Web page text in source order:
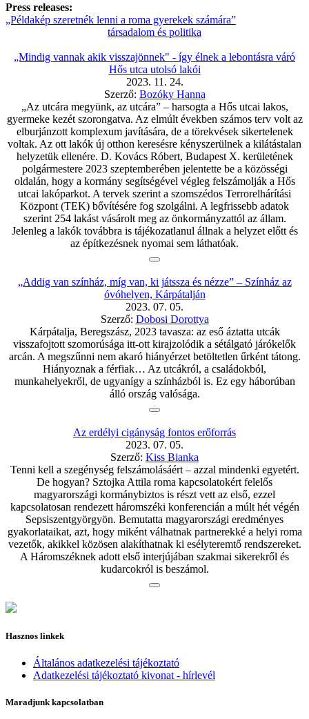
Press releases:
„Példakép szeretnék lenni a roma gyerekek számára”
társadalom és politika
„Mindig vannak akik visszajönnek" - így élnek a lebontásra váró
Hős utca utolsó lakói
2023. 11. 24.
Szerző: Bozóky Hanna
„Az utcára megyünk, az utcára” – harsogta a Hős utcai lakos,
gyermeke kezét szorongatva. Az elmúlt években számos terv volt az
elburjánzott komplexum javítására, de a törekvések sikertelenek
voltak. Az ott lakók új otthon keresésre kényszerülnek a kilátástalan
helyzetük ellenére. D. Kovács Róbert, Budapest X. kerületének
polgármestere 2023 szeptemberében jelentette be a közösségi
oldalán, hogy a kormány segítségével végleg felszámolják a Hős
utcai lakóparkot. A tervek szerint a szomszédos Terrorelhárítási
Központ (TEK) bővítésére fog szolgálni. A legfrissebb adatok
szerint 254 lakást vásárolt meg az önkormányzattól az állam.
Jelenleg a lakók továbbra is tájékozatlanul állnak a helyzet előtt és
az építkezésnek nyomai sem láthatóak.
„Addig van színház, míg van, ki játssza és nézze” – Színház az
óvóhelyen, Kárpátalján
2023. 07. 05.
Szerző: Dobosi Dorottya
Kárpátalja, Beregszász, 2023 tavasza: az eső áztatta utcák
visszafojtott szomorúsága itt-ott kirajzolódik a sétálgató járókelők
arcán. A megszűnni nem akaró hiányérzet betöltetlen űrként tátong.
Hiányoznak a férfiak… Az utcákról, a családokból,
munkahelyekről, de ugyanígy a színházból is. Ez egy háborúban
álló ország valósága.
Az erdélyi cigányság fontos erőforrás
2023. 07. 05.
Szerző: Kiss Bianka
Tenni kell a szegénység felszámolásáért – azzal mindenki egyetért.
De hogyan? Sztojka Attila roma kapcsolatokért felelős
magyarországi kormánybiztos is részt vett az első, ezzel
kapcsolatosan rendezett háromszéki konferencián a múlt hét végén
Sepsiszentgyörgyön. Bemutatta magyarországi eredményes
gyakorlataikat, azt, hogy miként válhatnak partnerekké a helyi roma
vezetők, akikkel közösen alakíthatnak ki esélyteremtő rendszereket.
A Háromszéknek adott első interjújában szakmai sikerekről és
kudarcokról is beszámol.
Hasznos linkek
Általános adatkezelési tájékoztató
Adatkezelési tájékoztató kivonat - hírlevél
Maradjunk kapcsolatban